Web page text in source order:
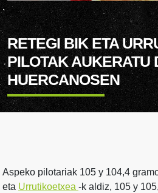
RETEGI BIK ETA
PILOTAK AUKERATU
HUERCANOSEN
Aspeko pilotariak 105 y 104,4
eta Urrutikoetxea -k aldiz, 105 y